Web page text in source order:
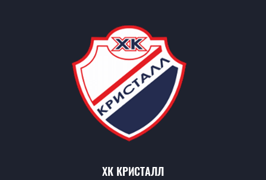
ХК КРИСТАЛЛ